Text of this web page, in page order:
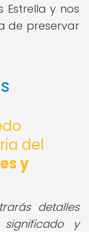
y nos
de preservar
del
y
detalles
y